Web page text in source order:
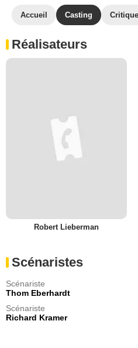
Accueil Casting
Réalisateurs
Robert Lieberman
Scénaristes
Scénariste
Thom Eberhardt
Scénariste
Richard Kramer